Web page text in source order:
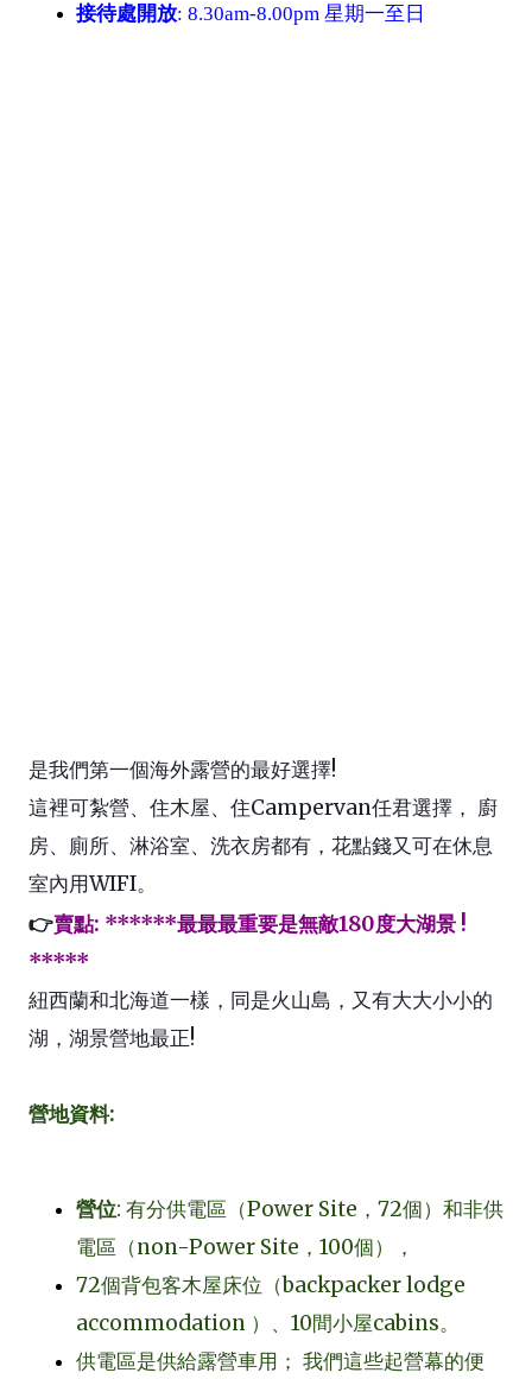
接待處開放: 8.30am-8.00pm 星期一至日
是我們第一個海外露營的最好選擇!
這裡可紮營、住木屋、住Campervan任君選擇， 廚
房、廁所、淋浴室、洗衣房都有，花點錢又可在休息
室內用WIFI。
👉賣點: ******最最最重要是無敵180度大湖景 !
*****
紐西蘭和北海道一樣，同是火山島，又有大大小小的
湖，湖景營地最正!
營地資料:
營位: 有分供電區（Power Site ， 72個）和非供
電區（non-Power Site ， 100個），
72個背包客木屋床位（backpacker lodge
accommodation ）、 10間小屋cabins。
供電區是供給露營車用； 我們這些起營幕的便